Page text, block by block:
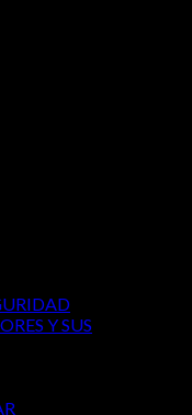
Y SUS